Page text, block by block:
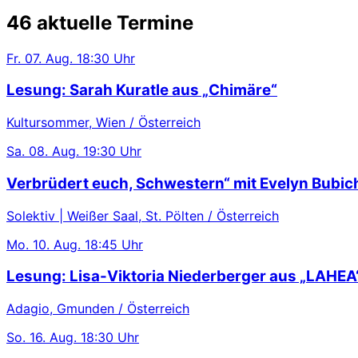
46 aktuelle Termine
Fr. 07. Aug. 18:30 Uhr
Lesung: Sarah Kuratle aus „Chimäre“
Kultursommer, Wien / Österreich
Sa. 08. Aug. 19:30 Uhr
Verbrüdert euch, Schwestern“ mit Evelyn
Solektiv | Weißer Saal, St. Pölten / Österreich
Mo. 10. Aug. 18:45 Uhr
Lesung: Lisa-Viktoria Niederberger aus
Adagio, Gmunden / Österreich
So. 16. Aug. 18:30 Uhr